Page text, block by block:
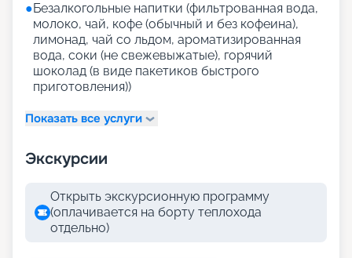
●Безалкогольные напитки (фильтрованная вода,
молоко, чай, кофе (обычный и без кофеина),
лимонад, чай со льдом, ароматизированная
вода, соки (не свежевыжатые), горячий
шоколад (в виде пакетиков быстрого
приготовления))
Показать все услуги
Экскурсии
Открыть экскурсионную программу
(оплачивается на борту теплохода
отдельно)